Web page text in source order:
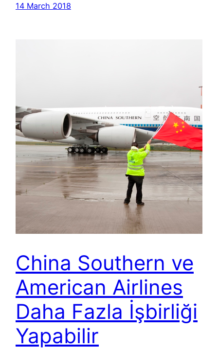
14 March 2018
China Southern ve
American Airlines
Daha Fazla İşbirliği
Yapabilir